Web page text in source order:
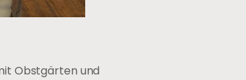
Obstgärten und